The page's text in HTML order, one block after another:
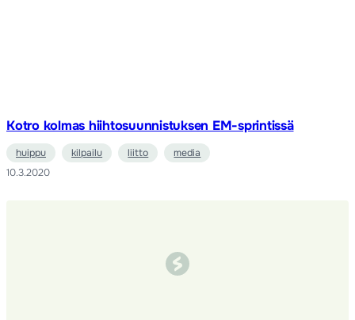
Kotro kolmas hiihtosuunnistuksen EM-sprintissä
huippu kilpailu liitto
media
10.3.2020